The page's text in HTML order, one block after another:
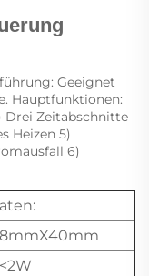
Geeignet
Hauptfunktionen:
Drei Zeitabschnitte
Heizen 5)
6)